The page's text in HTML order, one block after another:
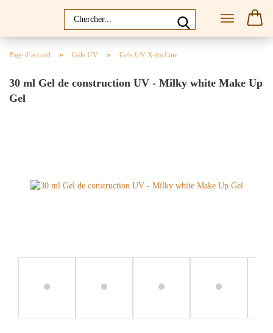
Page d`accueil » Gels UV » Gels UV X-tra Line
30 ml Gel de construction UV - Milky white Make Up
Gel